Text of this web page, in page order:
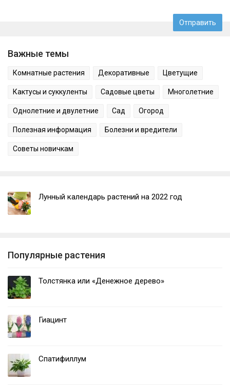
Важные темы
Комнатные растения Декоративные Цветущие
Кактусы и суккуленты Садовые цветы Многолетние
Однолетние и двулетние Сад Огород
Полезная информация Болезни и вредители
Советы новичкам
Лунный календарь растений на 2022 год
Популярные растения
Толстянка или «Денежное дерево»
Гиацинт
Спатифиллум